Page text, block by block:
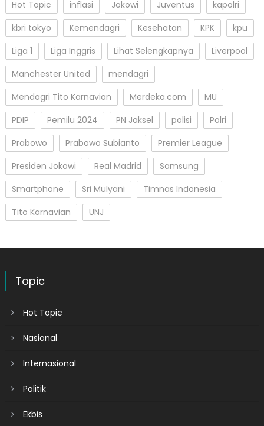
Hot Topic
inflasi Jokowi Juventus
kapolri
kbri tokyo
Kemendagri Kesehatan KPK
kpu
Liga 1
Liga Inggris Lihat Selengkapnya
Liverpool
Manchester United
mendagri
Mendagri Tito Karnavian
Merdeka.com
MU
PDIP
Pemilu 2024 PN Jaksel polisi
Polri
Prabowo
Prabowo Subianto
Premier League
Presiden Jokowi
Real Madrid
Samsung
Smartphone
Sri Mulyani
Timnas Indonesia
Tito Karnavian
UNJ
Topic
Hot Topic
Nasional
Internasional
Politik
Ekbis